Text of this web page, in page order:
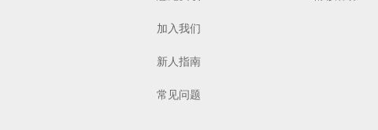
加入我们
新人指南
常见问题